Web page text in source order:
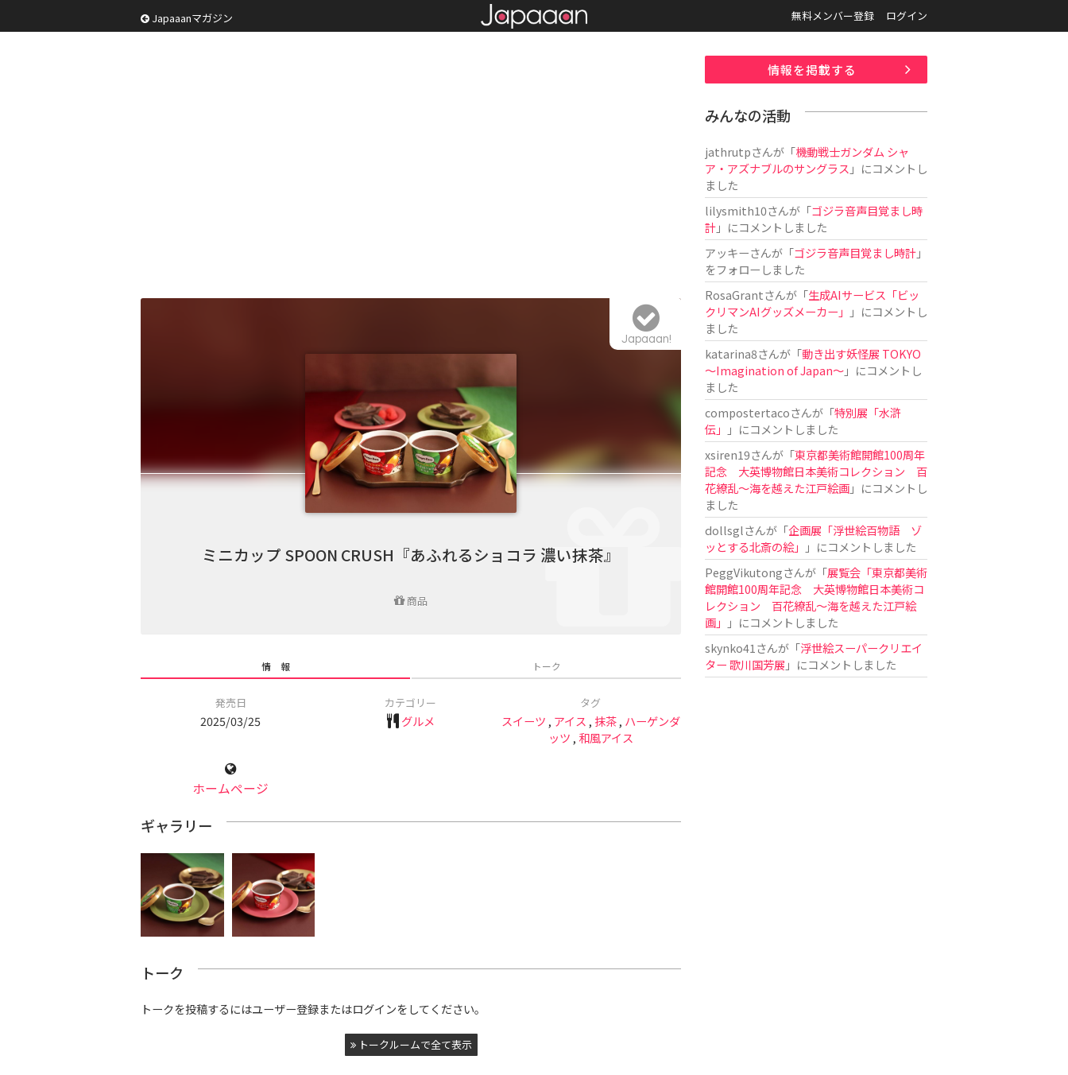
Japaaanマガジン 無料メンバー登録 ログイン
ミニカップ SPOON CRUSH『あふれるショコラ 濃い抹茶』
商品
Japaaan!
情 報 トーク
発売日
2025/03/25
カテゴリー
グルメ
タグ
スイーツ , アイス , 抹茶, ハーゲンダ
ッツ , 和風アイス
ホームページ
ギャラリー
トーク
トークを投稿するにはユーザー登録またはログインをしてください。
トークルームで全て表示
情報を掲載する
みんなの活動
jathrutpさんが「機動戦士ガンダム シャ
ア・アズナブルのサングラス 」にコメントし
ました
lilysmith10さんが「ゴジラ音声目覚まし時
計」にコメントしました
アッキーさんが「ゴジラ音声目覚まし時計」
をフォローしました
RosaGrantさんが「生成AIサービス「ビッ
クリマンAIグッズメーカー」
」にコメントし
ました
katarina8さんが「動き出す妖怪展 TOKYO
〜Imagination of Japan〜」にコメントし
ました
compostertacoさんが「特別展「水滸
伝」
」にコメントしました
xsiren19さんが「東京都美術館開館100周年
記念 大英博物館日本美術コレクション 百
花繚乱～海を越えた江戸絵画」にコメントし
ました
dollsglさんが「企画展「浮世絵百物語 ゾ
ッとする北斎の絵」
」にコメントしました
PeggVikutongさんが「展覧会「東京都美術
館開館100周年記念 大英博物館日本美術コ
レクション 百花繚乱〜海を越えた江戸絵
画」
」にコメントしました
skynko41 さんが「浮世絵スーパークリエイ
ター 歌川国芳展 」にコメントしました